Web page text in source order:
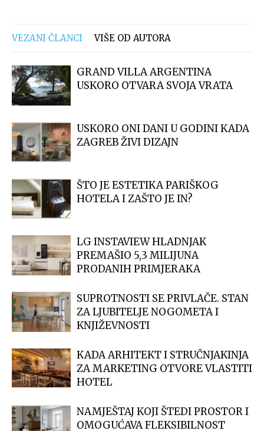
VEZANI ČLANCI VIŠE OD AUTORA
GRAND VILLA ARGENTINA
USKORO OTVARA SVOJA VRATA
USKORO ONI DANI U GODINI KADA
ZAGREB ŽIVI DIZAJN
ŠTO JE ESTETIKA PARIŠKOG
HOTELA I ZAŠTO JE IN?
LG INSTAVIEW HLADNJAK
PREMAŠIO 5,3 MILIJUNA
PRODANIH PRIMJERAKA
SUPROTNOSTI SE PRIVLAČE. STAN
ZA LJUBITELJE NOGOMETA I
KNJIŽEVNOSTI
KADA ARHITEKT I STRUČNJAKINJA
ZA MARKETING OTVORE VLASTITI
HOTEL
NAMJEŠTAJ KOJI ŠTEDI PROSTOR I
OMOGUĆAVA FLEKSIBILNOST